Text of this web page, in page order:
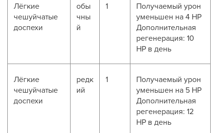
Лёгкие
чешуйчатые
доспехи
обы
чны
й
1
Получаемый урон
уменьшен на 4 HP
Дополнительная
регенерация: 10
HP в день
Лёгкие
чешуйчатые
доспехи
редк
ий
1
Получаемый урон
уменьшен на 5 HP
Дополнительная
регенерация: 12
HP в день